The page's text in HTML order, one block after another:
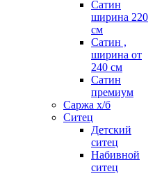
Сатин
ширина 220
см
Сатин ,
ширина от
240 см
Сатин
премиум
Саржа х/б
Ситец
Детский
ситец
Набивной
ситец